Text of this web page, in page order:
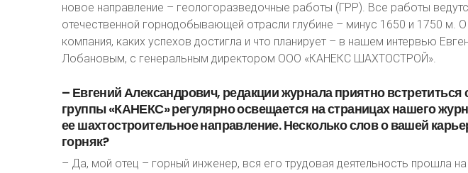
новое направление – геологоразведочные работы (ГРР). Все работы
отечественной горнодобывающей отрасли глубине – минус 1650 и 1750 м. О
компания, каких успехов достигла и что планирует – в нашем интервью
Лобановым, с генеральным директором ООО «КАНЕКС ШАХТОСТРОЙ».
– ЕвгенийАлександрович, редакциижурналаприятновстретиться
группы«КАНЕКС»регулярноосвещается настраницахнашего
еешахтостроительноенаправление.Несколькослововашей
горняк?
– Да, мой отец – горный инженер, вся его трудовая деятельность прошла